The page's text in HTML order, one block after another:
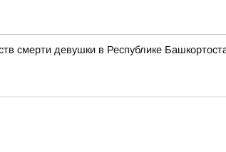
смерти девушки в Республике